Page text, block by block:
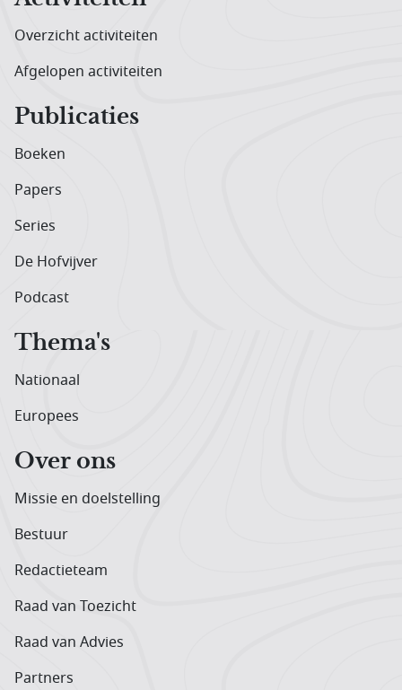
Overzicht activiteiten
Afgelopen activiteiten
Publicaties
Boeken
Papers
Series
De Hofvijver
Podcast
Thema's
Nationaal
Europees
Over ons
Missie en doelstelling
Bestuur
Redactieteam
Raad van Toezicht
Raad van Advies
Partners